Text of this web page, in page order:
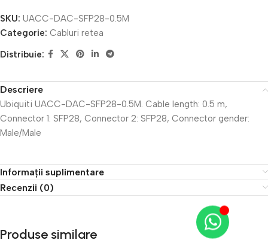
SKU: UACC-DAC-SFP28-0.5M
Categorie: Cabluri retea
Distribuie:
Descriere
Ubiquiti UACC-DAC-SFP28-0.5M. Cable length: 0.5 m,
Connector 1: SFP28, Connector 2: SFP28, Connector gender:
Male/Male
Informații suplimentare
Recenzii (0)
Produse similare